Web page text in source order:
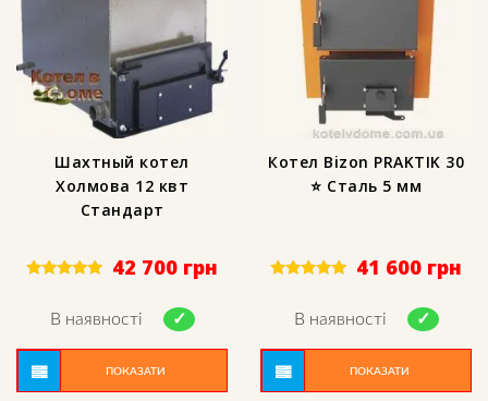
Шахтный котел
Холмова 12 квт
Стандарт
out of 5
42 700 грн
В наявності
ПОКАЗАТИ
Котел Bizon PRAKTIK 30
⭐ Сталь 5 мм
out of 5
41 600 грн
В наявності
ПОКАЗАТИ